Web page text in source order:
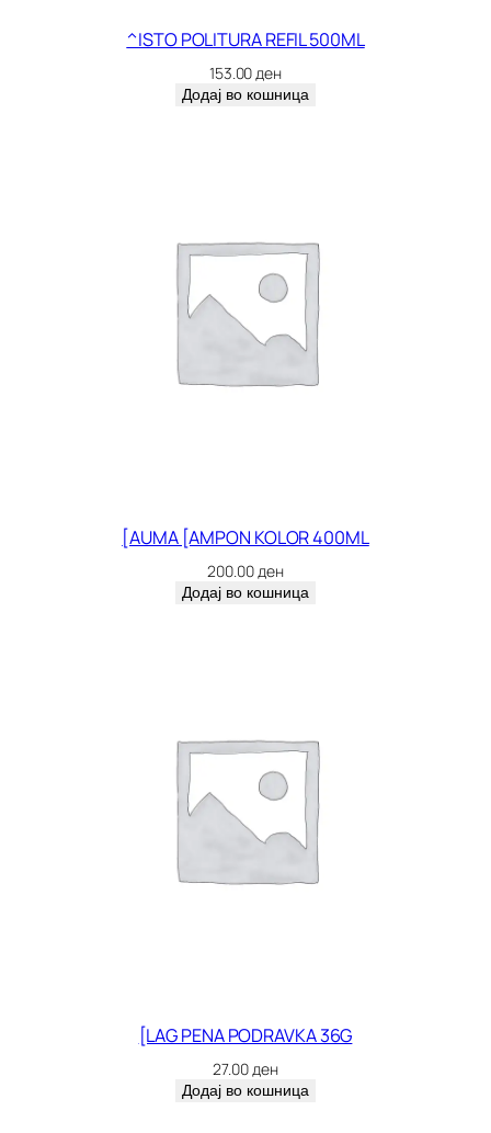
^ISTO POLITURA REFIL 500ML
153.00ден
Додај во кошница
[AUMA [AMPON KOLOR 400ML
200.00ден
Додај во кошница
[LAG PENA PODRAVKA 36G
27.00ден
Додај во кошница